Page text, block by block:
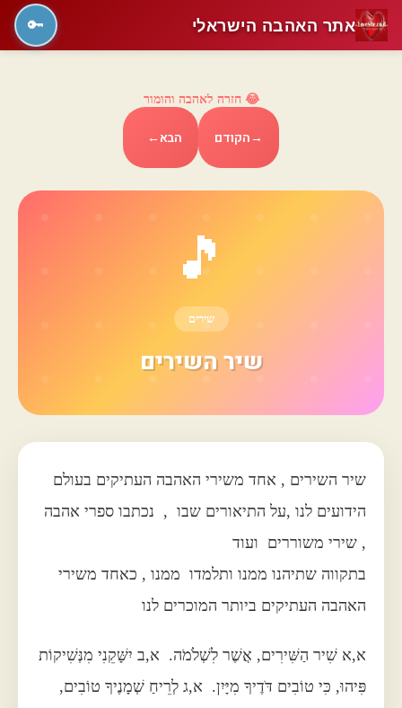
→הקודם
😂 חזרה לאהבה והומור
הבא←
🎵
שירים
שיר השירים
שיר השירים , אחד משירי האהבה העתיקים בעולם
הידועים לנו ,על התיאורים שבו , נכתבו ספרי אהבה
, שירי משוררים ועוד
בתקווה שתיהנו ממנו ותלמדו ממנו , כאחד משירי
האהבה העתיקים ביותר המוכרים לנו
א,א שִׁיר הַשִּׁירִים, אֲשֶׁר לִשְׁלֹמֹה. א,ב יִשָּׁקֵנִי מִנְּשִׁיקוֹת
פִּיהוּ, כִּי טוֹבִים דֹּדֶיךָ מִיָּיִן. א,ג לְרֵיחַ שְׁמָנֶיךָ טוֹבִים,
אתר האהבה הישראלי 🔑